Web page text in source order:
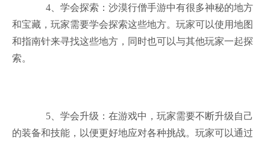
4、学会探索：沙漠行僧手游中有很多神秘的地方
和宝藏，玩家需要学会探索这些地方。玩家可以使用地图
和指南针来寻找这些地方，同时也可以与其他玩家一起探
索。
5、学会升级：在游戏中，玩家需要不断升级自己
的装备和技能，以便更好地应对各种挑战。玩家可以通过